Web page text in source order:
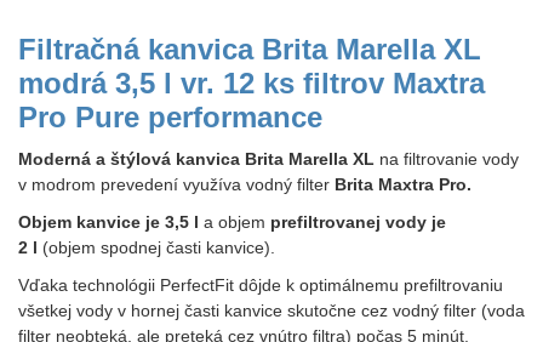
Filtračná kanvica Brita Marella XL
modrá 3,5 l vr. 12 ks filtrov Maxtra
Pro Pure performance
Moderná a štýlová kanvica Brita Marella XL na filtrovanie vody
v modrom prevedení využíva vodný filter Brita Maxtra Pro.
Objem kanvice je 3,5 l a objem prefiltrovanej vody je
2 l (objem spodnej časti kanvice).
Vďaka technológii PerfectFit dôjde k optimálnemu prefiltrovaniu
všetkej vody v hornej časti kanvice skutočne cez vodný filter (voda
filter neobteká, ale preteká cez vnútro filtra) počas 5 minút.